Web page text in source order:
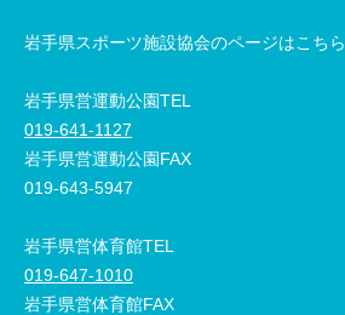
岩手県スポーツ施設協会のページはこちら
岩手県営運動公園TEL
019-641-1127
岩手県営運動公園FAX
019-643-5947
岩手県営体育館TEL
019-647-1010
岩手県営体育館FAX